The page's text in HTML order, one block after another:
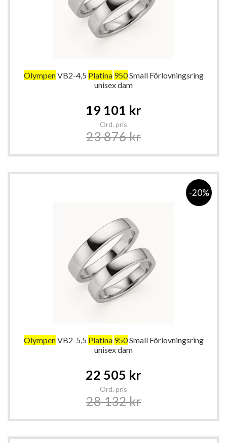
OlympenVB2-4,5 Platina 950Small Förlovningsring
unisex dam
19 101 kr
Ord. pris
23 876 kr
-20%
OlympenVB2-5,5 Platina 950Small Förlovningsring
unisex dam
22 505 kr
Ord. pris
28 132 kr